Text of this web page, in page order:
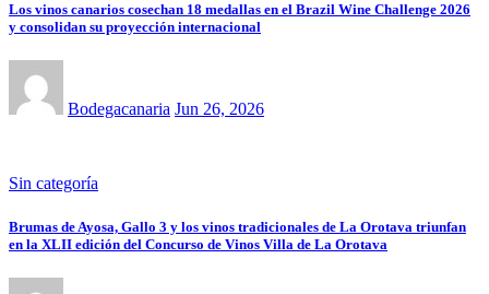
Los vinos canarios cosechan 18 medallas en el Brazil Wine Challenge 2026
y consolidan su proyección internacional
Bodegacanaria Jun 26, 2026
Sin categoría
Brumas de Ayosa, Gallo 3 y los vinos tradicionales de La Orotava triunfan
en la XLII edición del Concurso de Vinos Villa de La Orotava